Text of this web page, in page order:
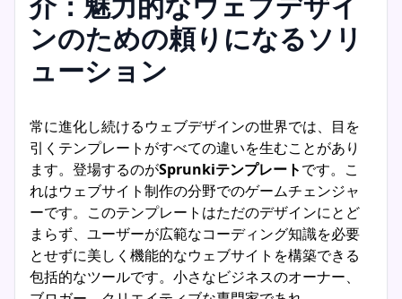
ンのための頼りになるソリ
ューション
常に進化し続けるウェブデザインの世界では、目を
引くテンプレートがすべての違いを生むことがあり
ます。登場するのがSprunkiテンプレートです。こ
れはウェブサイト制作の分野でのゲームチェンジャ
ーです。このテンプレートはただのデザインにとど
まらず、ユーザーが広範なコーディング知識を必要
とせずに美しく機能的なウェブサイトを構築できる
包括的なツールです。小さなビジネスのオーナー、